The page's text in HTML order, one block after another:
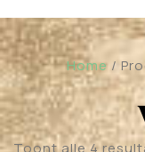
Home /
Toont alle 4